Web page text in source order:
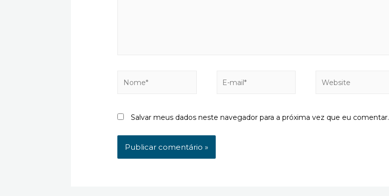
Salvar meus dados neste navegador para a próxima vez que eu comentar.